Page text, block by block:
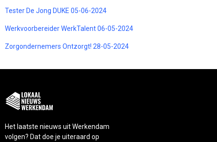
Tester De Jong DUKE 05-06-2024
Werkvoorbereider WerkTalent 06-05-2024
Zorgondernemers Ontzorgt! 28-05-2024
Het laatste nieuws uit Werkendam
volgen? Dat doe je uiteraard op